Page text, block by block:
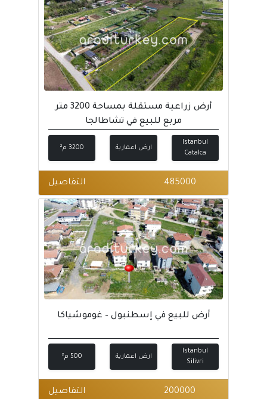
أرض زراعية مستقلة بمساحة 3200 متر
مربع للبيع في تشاطالجا
Istanbul
Catalca
ارض اعمارية 3200 م²
485000 التفاصيل
أرض للبيع في إسطنبول – غوموشياكا
Istanbul
Silivri
ارض اعمارية 500 م²
200000 التفاصيل